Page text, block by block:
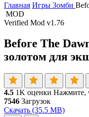
Главная Игры Зомби
MOD
Verified Mod v1.76
Before The
золотом для
4.5 1K оценки Нажмите,
7546 Загрузок
Скачать (35.5 MB)